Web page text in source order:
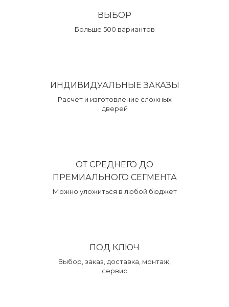
ВЫБОР
Больше 500 вариантов
ИНДИВИДУАЛЬНЫЕ ЗАКАЗЫ
Расчет и изготовление сложных
дверей
ОТ СРЕДНЕГО ДО
ПРЕМИАЛЬНОГО СЕГМЕНТА
Можно уложиться в любой бюджет
ПОД КЛЮЧ
Выбор, заказ, доставка, монтаж,
сервис